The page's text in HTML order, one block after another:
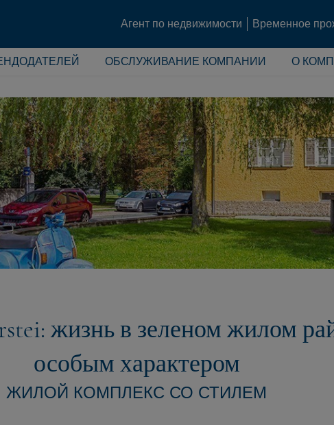
Агент по недвижимости Временное
ОБСЛУЖИВАНИЕ КОМПАНИИ О
жизнь в зеленом жилом
особым характером
ЖИЛОЙ КОМПЛЕКС СО СТИЛЕМ